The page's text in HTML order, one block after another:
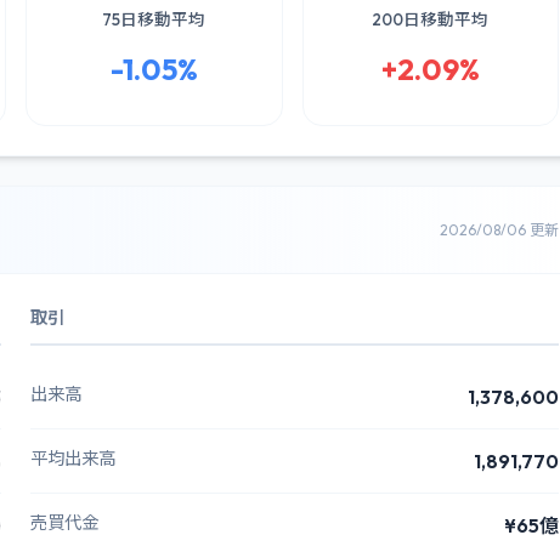
75日移動平均
-1.05%
200日移動平均
+2.09%
2026/08/06 更新
取引
出来高 1,378,600
平均出来高 1,891,770
売買代金 ¥65億